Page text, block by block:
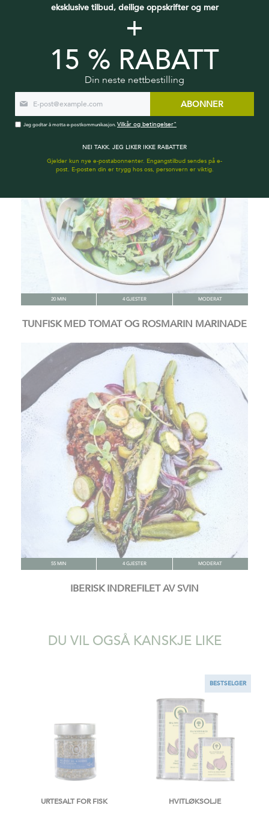
eksklusive tilbud, deilige oppskrifter og mer
+
15 % RABATT
Din neste nettbestilling
ABONNER
Jeg godtar å motta e-postkommunikasjon.Vilkår og betingelser"
NEI TAKK. JEG LIKER IKKE RABATTER
Gjelder kun nye e-postabonnenter. Engangstilbud sendes på e-
post. E-posten din er trygg hos oss, personvern er viktig.
6 GJESTER
ERTE- OG GRØNNSAKSSUPPE
20 MIN 4 GJESTER MODERAT
TUNFISK MED TOMAT OG ROSMARIN MARINADE
55 MIN 4 GJESTER MODERAT
IBERISK INDREFILET AV SVIN
DU VIL OGSÅ KANSKJE LIKE
URTESALT FOR FISK
BESTSELGER
HVITLØKSOLJE